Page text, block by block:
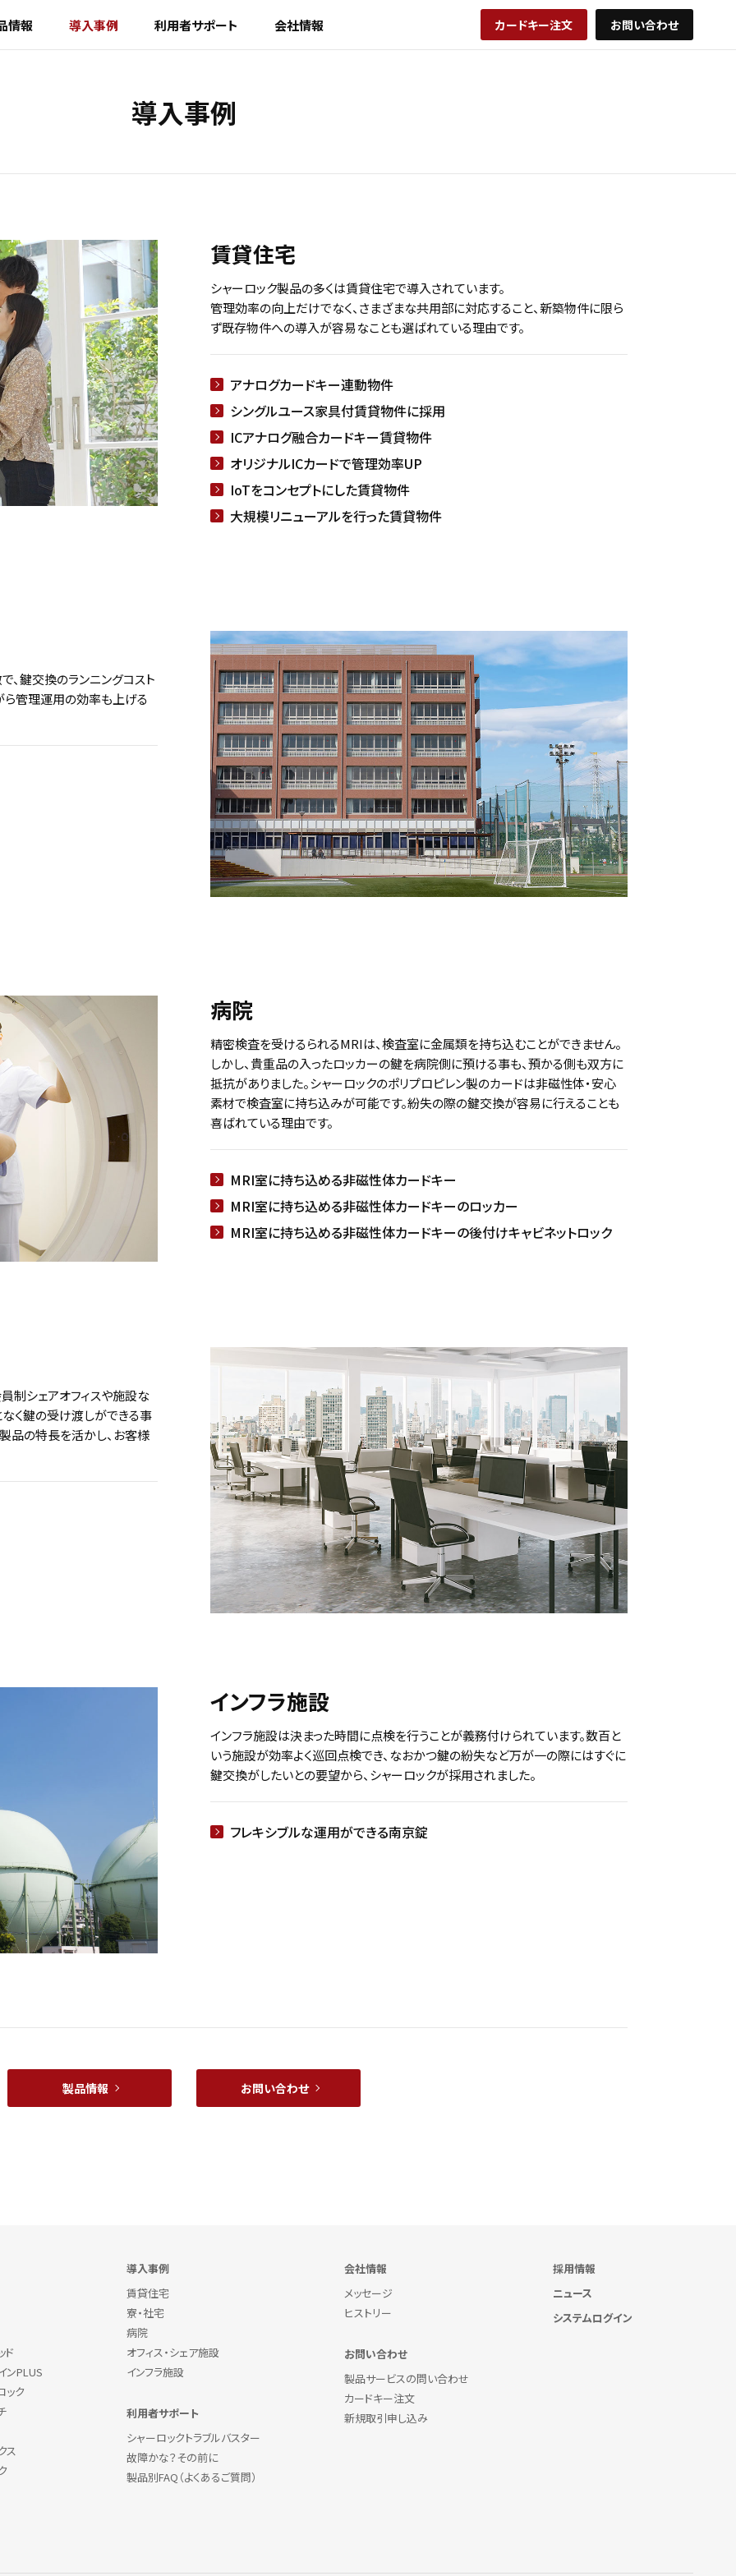
情報 導入事例 利用者サポート 会社情報 カードキー注文 お問い合わせ
導入事例
賃貸住宅
シャーロック製品の多くは賃貸住宅で導入されています。
管理効率の向上だけでなく、さまざまな共用部に対応すること、新築物件に限ら
ず既存物件への導入が容易なことも選ばれている理由です。
アナログカードキー連動物件
シングルユース家具付賃貸物件に採用
ICアナログ融合カードキー賃貸物件
オリジナルICカードで管理効率UP
IoTをコンセプトにした賃貸物件
大規模リニューアルを行った賃貸物件
鍵交換のランニングコスト
ら管理運用の効率も上げる
病院
精密検査を受けるられるMRIは、検査室に金属類を持ち込むことができません。
しかし、貴重品の入ったロッカーの鍵を病院側に預ける事も、預かる側も双方に
抵抗がありました。シャーロックのポリプロピレン製のカードは非磁性体・安心
素材で検査室に持ち込みが可能です。紛失の際の鍵交換が容易に行えることも
喜ばれている理由です。
MRI室に持ち込める非磁性体カードキー
MRI室に持ち込める非磁性体カードキーのロッカー
MRI室に持ち込める非磁性体カードキーの後付けキャビネットロック
制シェアオフィスや施設な
く鍵の受け渡しができる事
品の特長を活かし、お客様
インフラ施設
インフラ施設は決まった時間に点検を行うことが義務付けられています。数百と
いう施設が効率よく巡回点検でき、なおかつ鍵の紛失など万が一の際にはすぐに
鍵交換がしたいとの要望から、シャーロックが採用されました。
フレキシブルな運用ができる南京錠
製品情報 お問い合わせ
ド
ンPLUS
ック
ス
導入事例
賃貸住宅
寮・社宅
病院
オフィス・シェア施設
インフラ施設
利用者サポート
シャーロックトラブルバスター
故障かな？その前に
製品別FAQ（よくあるご質問）
会社情報
メッセージ
ヒストリー
お問い合わせ
製品サービスの問い合わせ
カードキー注文
新規取引申し込み
採用情報
ニュース
システムログイン